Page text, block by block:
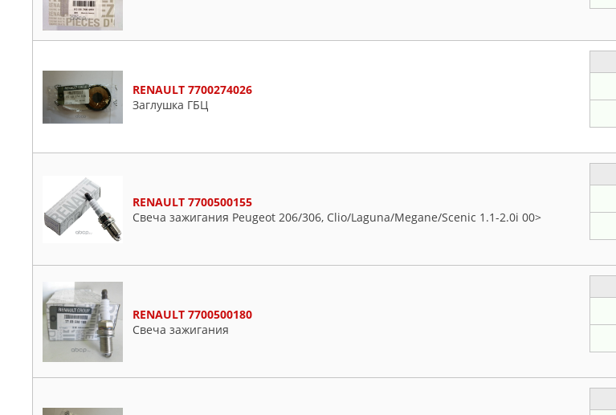
RENAULT 7700274026
Заглушка ГБЦ
RENAULT 7700500155
Свеча зажигания Peugeot 206/306, Clio/Laguna/Megane/Scenic 1.1-2.0i 00>
RENAULT 7700500180
Свеча зажигания